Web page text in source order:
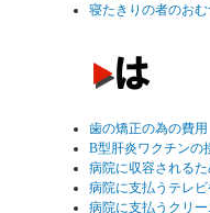
寝たきりの者のお
歯の矯正の為の費用
B型肝炎ワクチンの
病院に収容される
病院に支払うテレ
病院に支払うクリ